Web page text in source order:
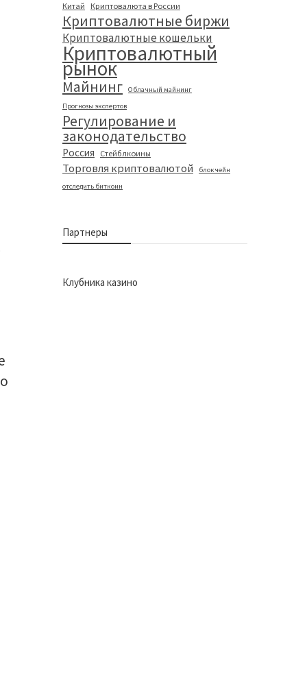
Китай Криптовалюта в России
Криптовалютные биржи
Криптовалютные кошельки
Криптовалютный
рынок
Майнинг
Облачный майнинг
Прогнозы экспертов
Регулирование и
законодательство
Россия Стейблкоины
Торговля криптовалютой
блокчейн
отследить биткоин
Партнеры
Клубника казино